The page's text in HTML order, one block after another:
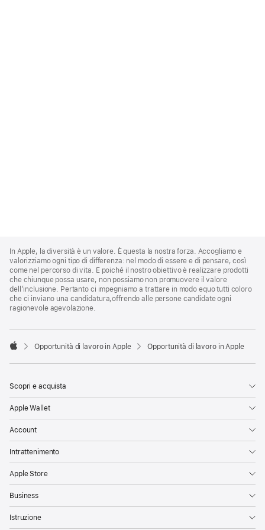
Footer
In Apple, la diversità è un valore. È questa la nostra forza. Accogliamo e
valorizziamo ogni tipo di differenza: nel modo di essere e di pensare, così
come nel percorso di vita. E poiché il nostro obiettivo è realizzare prodotti
che chiunque possa usare, non possiamo non promuovere il valore
dell’inclusione. Pertanto ci impegniamo a trattare in modo equo tutti coloro
che ci inviano una candidatura,offrendo alle persone candidate ogni
ragionevole agevolazione.

Opportunità di lavoro in Apple Opportunità di lavoro in Apple
Scopri e acquista
Apple Wallet
Account
Intrattenimento
Apple Store
Business
Istruzione